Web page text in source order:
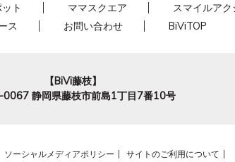
ト ママスクエア スマイルアク
ス
お問い合わせ BiViTOP
【BiVi藤枝】
0067 静岡県藤枝市前島1丁目7番10号
ソーシャルメディアポリシー サイトのご利用について